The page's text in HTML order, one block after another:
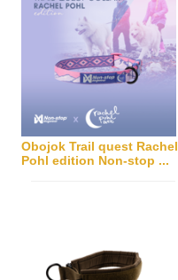
Obojok Trail quest Rachel
Pohl edition Non-stop ...